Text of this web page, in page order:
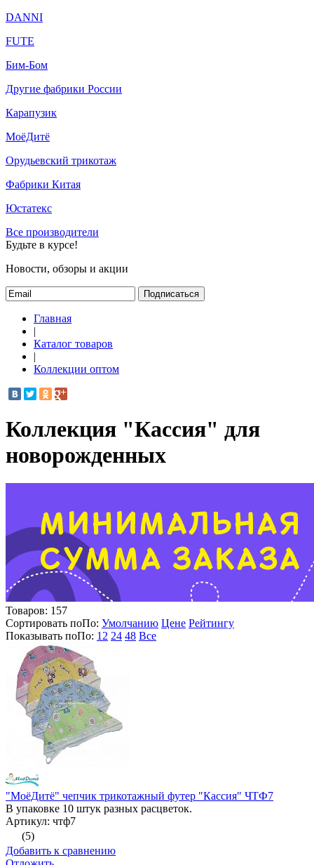
DANNI
FUTE
Бим-Бом
Другие фабрики России
Карапузик
МоёДитё
Орудьевский трикотаж
Фабрики Китая
Юстатекс
Все производители
Будьте в курсе!
Новости, обзоры и акции
Подписаться
Главная
|
Каталог товаров
|
Коллекции оптом
Коллекция "Кассия" для
новорожденных
Товаров: 157
Сортировать поПо: Умолчанию Цене Рейтингу
Показывать поПо: 12 24 48 Все
"МоёДитё" чепчик трикотажный футер "Кассия" ЧТФ7
В упаковке 10 штук разных расцветок.
Артикул: чтф7
(5)
Добавить к сравнению